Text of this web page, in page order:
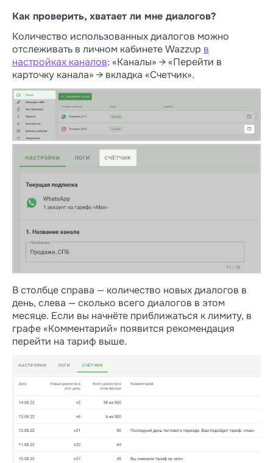
Как проверить, хватает ли мне диалогов?
Количество использованных диалогов можно
отслеживать в личном кабинете Wazzup в
настройках каналов: «Каналы» → «Перейти в
карточку канала» → вкладка «Счетчик».
В столбце справа — количество новых диалогов в
день, слева — сколько всего диалогов в этом
месяце. Если вы начнёте приближаться к лимиту, в
графе «Комментарий» появится рекомендация
перейти на тариф выше.